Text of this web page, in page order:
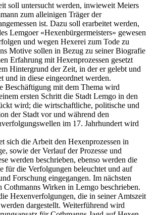
soll untersucht werden, inwieweit Meiers
zum alleinigen Träger der
ist. Dazu soll erarbeitet werden,
Lemgoer «Hexenbürgermeisters» gewesen
und wegen Hexerei zum Tode zu
Motive sollen in Bezug zu seiner Biografie
Erfahrung mit Hexenprozessen gesetzt
Hintergrund der Zeit, in der er gelebt und
und in diese eingeordnet werden.
Beschäftigung mit dem Thema wird
ersten Schritt die Stadt Lemgo in den
wird; die wirtschaftliche, politische und
der Stadt vor und während den
im 17. Jahrhundert wird
sich die Arbeit den Hexenprozessen in
sowie der Verlauf der Prozesse und
werden beschrieben, ebenso werden die
für die Verfolgungen beleuchtet und auf
Forschung eingegangen. Im nächsten
Cothmanns Wirken in Lemgo beschrieben.
Hexenverfolgungen, die in seiner Amtszeit
dargestellt. Weiterführend wird